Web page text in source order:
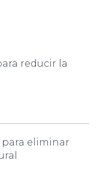
reducir la
para eliminar